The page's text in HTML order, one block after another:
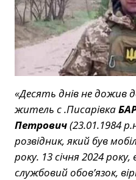
«Десять днів не дожив
житель с .Писарівка
Петрович(23.01.1984
розвідник, який був
року. 13 січня 2024
службовий обов’язок,